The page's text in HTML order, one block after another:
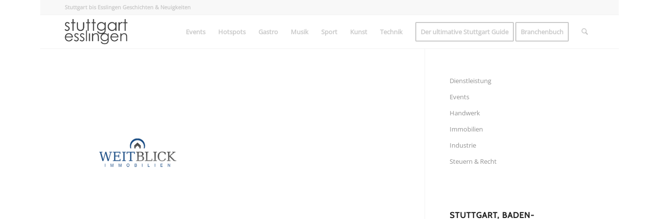
Stuttgart bis Esslingen Geschichten & Neuigkeiten
Events Hotspots Gastro Musik Sport Kunst Technik Der ultimative Stuttgart Guide Branchenbuch
Dienstleistung
Events
Handwerk
Immobilien
Industrie
Steuern & Recht
STUTTGART, BADEN-